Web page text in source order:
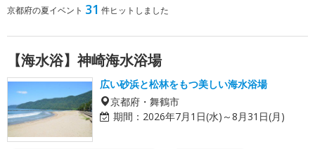
京都府の夏イベント 31 件ヒットしました
【海水浴】神崎海水浴場
広い砂浜と松林をもつ美しい海水浴場
京都府・舞鶴市
期間： 2026年7月1日(水)～8月31日(月)